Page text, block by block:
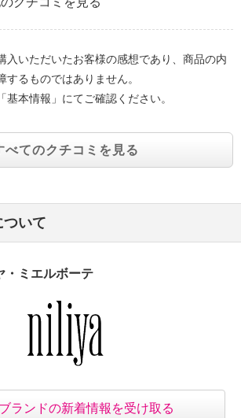
入いただいたお客様の感想であり、商品の内
するものではありません。
基本情報」にてご確認ください。
べてのクチコミを見る
ついて
・ミエルボーテ
ランドの新着情報を受け取る